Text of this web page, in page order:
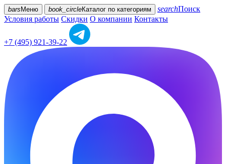
bars Меню book_circleКаталог по категориям searchПоиск
Условия работы Скидки О компании Контакты
+7 (495) 921-39-22